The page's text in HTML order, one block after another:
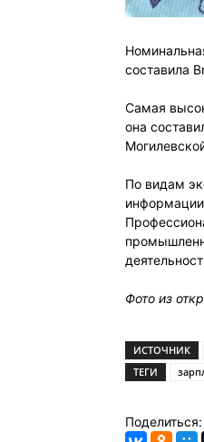
составила
Самая
она
По видам
Фото из
ИСТОЧНИК
ТЕГИ
Поделиться: